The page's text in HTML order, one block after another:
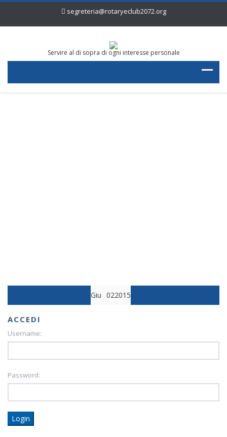
segreteria@rotaryeclub2072.org
Servire al di sopra di ogni interesse personale
Giu 022015
ACCEDI
Username:
Password:
Login